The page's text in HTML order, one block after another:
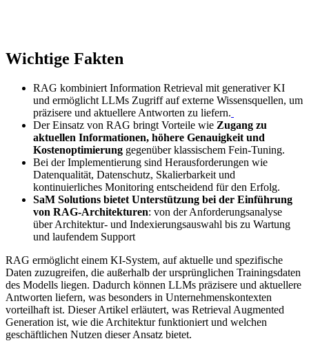
Wichtige Fakten
RAG kombiniert Information Retrieval mit generativer KI
und ermöglicht LLMs Zugriff auf externe Wissensquellen, um
präzisere und aktuellere Antworten zu liefern.
Der Einsatz von RAG bringt Vorteile wie Zugang zu
aktuellen Informationen, höhere Genauigkeit und
Kostenoptimierung gegenüber klassischem Fein-Tuning.
Bei der Implementierung sind Herausforderungen wie
Datenqualität, Datenschutz, Skalierbarkeit und
kontinuierliches Monitoring entscheidend für den Erfolg.
SaM Solutions bietet Unterstützung bei der Einführung
von RAG-Architekturen: von der Anforderungsanalyse
über Architektur- und Indexierungsauswahl bis zu Wartung
und laufendem Support
RAG ermöglicht einem KI-System, auf aktuelle und spezifische
Daten zuzugreifen, die außerhalb der ursprünglichen Trainingsdaten
des Modells liegen. Dadurch können LLMs präzisere und aktuellere
Antworten liefern, was besonders in Unternehmenskontexten
vorteilhaft ist. Dieser Artikel erläutert, was Retrieval Augmented
Generation ist, wie die Architektur funktioniert und welchen
geschäftlichen Nutzen dieser Ansatz bietet.